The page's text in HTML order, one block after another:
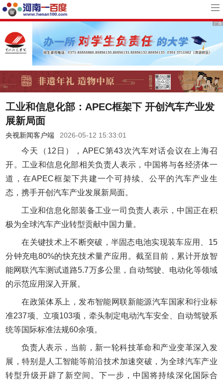
工业和信息化部：APEC框架下 开创汽车产业发
展新局面
央视新闻客户端 2026-05-12 15:33:01
今天（12日），APEC第43次汽车对话会议在上海召
开。工业和信息化部相关负责人表示，中国将与各经济体一
道，在APEC框架下共建一个可持续、公平的汽车产业生
态，携手开创汽车产业发展新局面。
工业和信息化部装备工业一司负责人表示，中国正在积
极为全球汽车产业转型贡献中国力量。
在关键技术上不断突破，半固态电池实现装车应用、15
分钟充电80%的快充技术量产应用。截至目前，累计开放智
能网联汽车测试道路5.7万多公里，自动驾驶、电动化等领域
的示范应用深入开展。
在政策体系上，发布智能网联新能源汽车国家和行业标
准237项、立项103项，牵头制定电动汽车安全、自动驾驶系
统等国际标准法规60余项。
负责人表示，当前，新一轮科技革命和产业变革深入发
展，特别是人工智能等前沿技术加速突破，为全球汽车产业
转型升级开辟了新空间。下一步，中国将持续深化国际合